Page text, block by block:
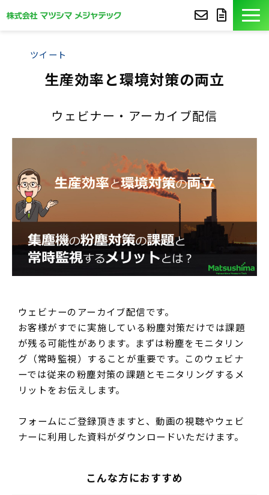
セミナー
よくあるご質問
サポート
ツイート
生産効率と環境対策の両立
ウェビナー・アーカイブ配信
ウェビナーのアーカイブ配信です。
お客様がすでに実施している粉塵対策だけでは課題
が残る可能性があります。まずは粉塵をモニタリン
グ（常時監視）することが重要です。このウェビナ
ーでは従来の粉塵対策の課題とモニタリングするメ
リットをお伝えします。
フォームにご登録頂きますと、動画の視聴やウェビ
ナーに利用した資料がダウンロードいただけます。
こんな方におすすめ